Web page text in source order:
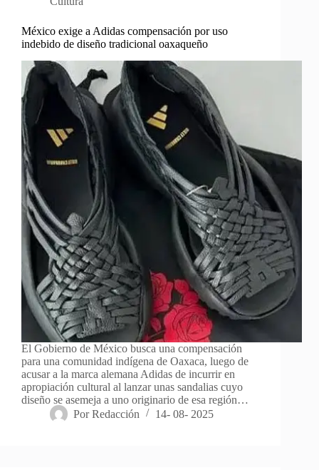
México exige a Adidas compensación por uso
indebido de diseño tradicional oaxaqueño
El Gobierno de México busca una compensación
para una comunidad indígena de Oaxaca, luego de
acusar a la marca alemana Adidas de incurrir en
apropiación cultural al lanzar unas sandalias cuyo
diseño se asemeja a uno originario de esa región…
Por Redacción 14- 08- 2025